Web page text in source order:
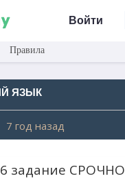
Войти
Правила
ЯЗЫК
7 год назад
задание СРОЧНО